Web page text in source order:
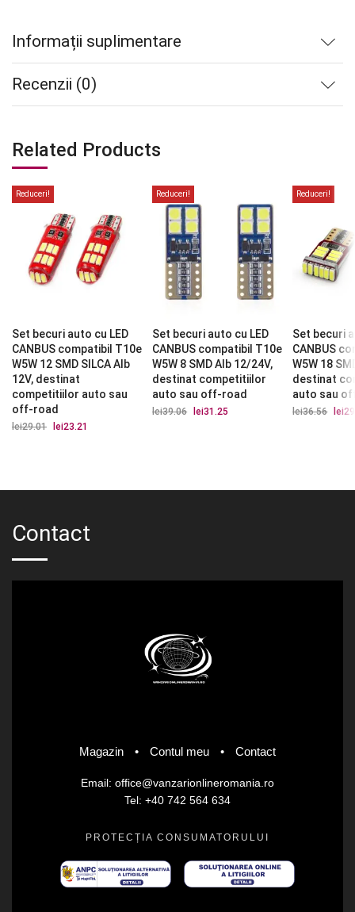
Informații suplimentare
Recenzii (0)
Related Products
Reduceri!
Set becuri auto cu LED
CANBUS compatibil T10e
W5W 12 SMD SILCA Alb
12V, destinat
competitiilor auto sau
off-road
lei29.01
Prețul
lei23.21
Reduceri!
Set becuri auto cu LED
CANBUS compatibil T10e
W5W 8 SMD Alb 12/24V,
destinat competitiilor
auto sau off-road
lei39.06
Prețul
lei31.25
Reduceri!
Set becuri
CANBUS
W5W 18
destinat
auto sau
lei36.56 lei
Contact
Magazin • Contul meu • Contact
Email: office@vanzarionlineromania.ro
Tel: +40 742 564 634
PROTECȚIA CONSUMATORULUI